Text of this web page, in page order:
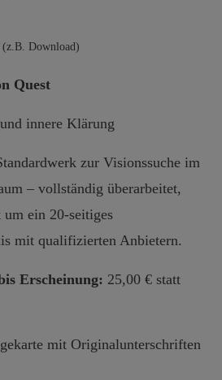
Download)
Quest
innere Klärung
zur Visionssuche im
– vollständig überarbeitet,
ein 20-seitiges
mit qualifizierten Anbietern.
Erscheinung: 25,00 € statt
mit Originalunterschriften